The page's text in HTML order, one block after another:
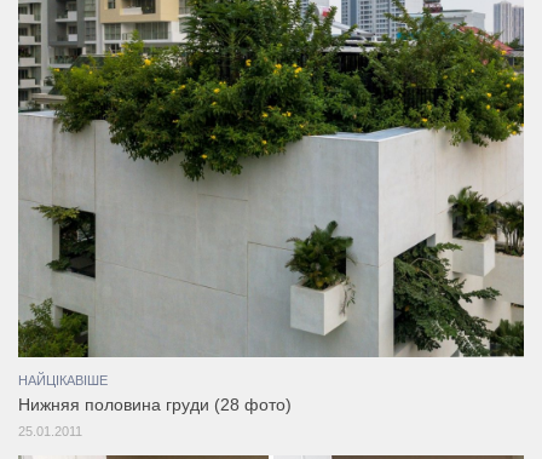
НАЙЦІКАВІШЕ
Нижняя половина груди (28 фото)
25.01.2011